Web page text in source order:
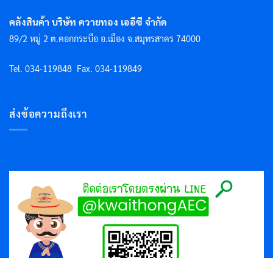
คลังสินค้า บริษัท ควายทอง เออีซี จำกัด
89/2 หมู่ 2 ต.คอกกระบือ อ.เมือง จ.สมุทรสาคร 74000
Tel. 034-119848 Fax. 034-119849
ส่งข้อความถึงเรา